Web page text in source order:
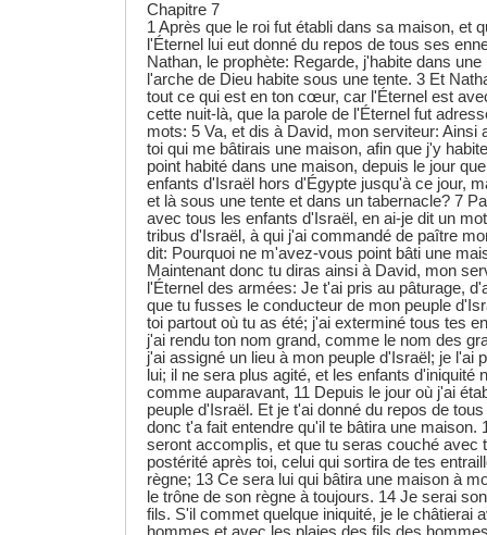
Chapitre 7
1 Après que le roi fut établi dans sa maison, et
l'Éternel lui eut donné du repos de tous ses
Nathan, le prophète: Regarde, j'habite dans
l'arche de Dieu habite sous une tente. 3 Et
tout ce qui est en ton cœur, car l'Éternel est
cette nuit-là, que la parole de l'Éternel fut
mots: 5 Va, et dis à David, mon serviteur: Ainsi
toi qui me bâtirais une maison, afin que j'y
point habité dans une maison, depuis le jour
enfants d'Israël hors d'Égypte jusqu'à ce jour,
et là sous une tente et dans un tabernacle? 7
avec tous les enfants d'Israël, en ai-je dit un
tribus d'Israël, à qui j'ai commandé de paître
dit: Pourquoi ne m'avez-vous point bâti une
Maintenant donc tu diras ainsi à David, mon
l'Éternel des armées: Je t'ai pris au pâturage,
que tu fusses le conducteur de mon peuple
toi partout où tu as été; j'ai exterminé tous tes
j'ai rendu ton nom grand, comme le nom des
j'ai assigné un lieu à mon peuple d'Israël; je l'ai
lui; il ne sera plus agité, et les enfants d'iniquité
comme auparavant, 11 Depuis le jour où j'ai
peuple d'Israël. Et je t'ai donné du repos de
donc t'a fait entendre qu'il te bâtira une maison.
seront accomplis, et que tu seras couché avec
postérité après toi, celui qui sortira de tes
règne; 13 Ce sera lui qui bâtira une maison à
le trône de son règne à toujours. 14 Je serai
fils. S'il commet quelque iniquité, je le châtierai